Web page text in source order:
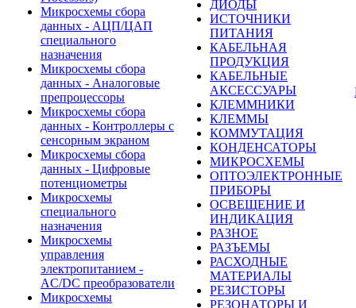
Микросхемы сбора
данных - АЦП/ЦАП
специального
назначения
Микросхемы сбора
данных - Аналоговые
препроцессоры
Микросхемы сбора
данных - Контроллеры с
сенсорным экраном
Микросхемы сбора
данных - Цифровые
потенциометры
Микросхемы
специального
назначения
Микросхемы
управления
электропитанием -
AC/DC преобразователи
Микросхемы
ДИОДЫ
ИСТОЧНИКИ
ПИТАНИЯ
КАБЕЛЬНАЯ
ПРОДУКЦИЯ
КАБЕЛЬНЫЕ
АКСЕССУАРЫ
КЛЕММНИКИ
КЛЕММЫ
КОММУТАЦИЯ
КОНДЕНСАТОРЫ
МИКРОСХЕМЫ
ОПТОЭЛЕКТРОННЫЕ
ПРИБОРЫ
ОСВЕЩЕНИЕ И
ИНДИКАЦИЯ
РАЗНОЕ
РАЗЪЕМЫ
РАСХОДНЫЕ
МАТЕРИАЛЫ
РЕЗИСТОРЫ
РЕЗОНАТОРЫ И